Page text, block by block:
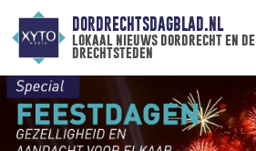
DORDRECHTSDAGBLAD.NL
lokaal nieuws dordrecht en de
drechtsteden